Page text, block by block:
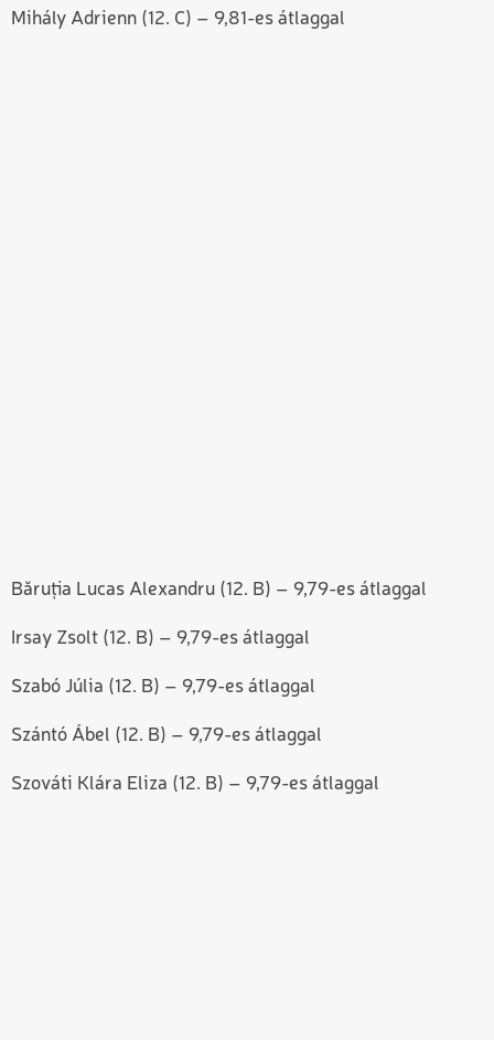
Mihály Adrienn (12. C) – 9,81-es átlaggal
Băruția Lucas Alexandru (12. B) – 9,79-es átlaggal
Irsay Zsolt (12. B) – 9,79-es átlaggal
Szabó Júlia (12. B) – 9,79-es átlaggal
Szántó Ábel (12. B) – 9,79-es átlaggal
Szováti Klára Eliza (12. B) – 9,79-es átlaggal